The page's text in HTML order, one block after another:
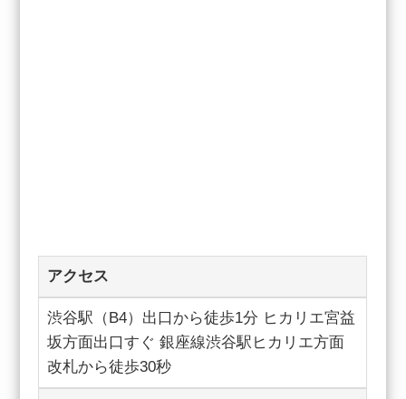
アクセス
渋谷駅（B4）出口から徒歩1分 ヒカリエ宮益
坂方面出口すぐ 銀座線渋谷駅ヒカリエ方面
改札から徒歩30秒